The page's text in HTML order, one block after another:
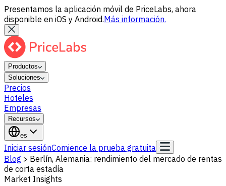
Presentamos la aplicación móvil de PriceLabs, ahora
disponible en iOS y Android.Más información.
Productos
Soluciones
Precios
Hoteles
Empresas
Recursos
es
Iniciar sesiónComience la prueba gratuita
Blog > Berlín, Alemania: rendimiento del mercado de rentas
de corta estadía
Market Insights